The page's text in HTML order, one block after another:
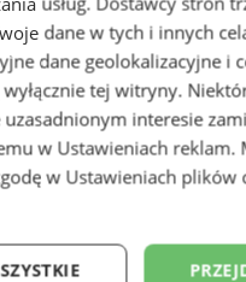
Bałtykiem w
Morze
dane w tych i innych
dane geolokalizacyjne i
tej witryny.
interesie
w Ustawieniach reklam.
w Ustawieniach plików